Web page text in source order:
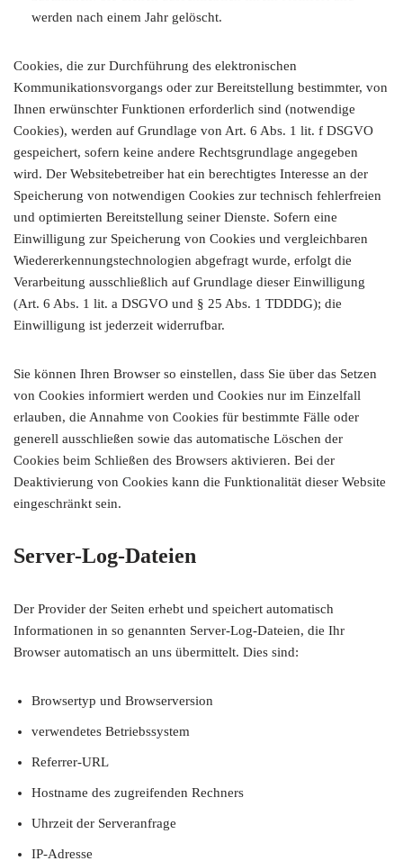
werden nach einem Jahr gelöscht.
Cookies, die zur Durchführung des elektronischen
Kommunikationsvorgangs oder zur Bereitstellung bestimmter, von
Ihnen erwünschter Funktionen erforderlich sind (notwendige
Cookies), werden auf Grundlage von Art. 6 Abs. 1 lit. f DSGVO
gespeichert, sofern keine andere Rechtsgrundlage angegeben
wird. Der Websitebetreiber hat ein berechtigtes Interesse an der
Speicherung von notwendigen Cookies zur technisch fehlerfreien
und optimierten Bereitstellung seiner Dienste. Sofern eine
Einwilligung zur Speicherung von Cookies und vergleichbaren
Wiedererkennungstechnologien abgefragt wurde, erfolgt die
Verarbeitung ausschließlich auf Grundlage dieser Einwilligung
(Art. 6 Abs. 1 lit. a DSGVO und § 25 Abs. 1 TDDDG); die
Einwilligung ist jederzeit widerrufbar.
Sie können Ihren Browser so einstellen, dass Sie über das Setzen
von Cookies informiert werden und Cookies nur im Einzelfall
erlauben, die Annahme von Cookies für bestimmte Fälle oder
generell ausschließen sowie das automatische Löschen der
Cookies beim Schließen des Browsers aktivieren. Bei der
Deaktivierung von Cookies kann die Funktionalität dieser Website
eingeschränkt sein.
Server-Log-Dateien
Der Provider der Seiten erhebt und speichert automatisch
Informationen in so genannten Server-Log-Dateien, die Ihr
Browser automatisch an uns übermittelt. Dies sind:
Browsertyp und Browserversion
verwendetes Betriebssystem
Referrer-URL
Hostname des zugreifenden Rechners
Uhrzeit der Serveranfrage
IP-Adresse